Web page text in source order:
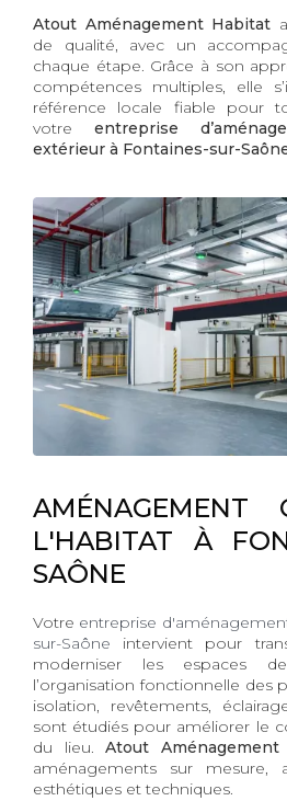
Atout Aménagement Habitat
de qualité, avec un
chaque étape. Grâce à son
compétences multiples, elle
référence locale fiable pour
votre entreprise
extérieur à Fontaines-sur-
AMÉNAGEMENT
L'HABITAT À
SAÔNE
Votre entreprise
sur-Saône intervient pour
moderniser les espaces
l’organisation fonctionnelle des
isolation, revêtements,
sont étudiés pour améliorer le
du lieu. Atout Aménagement
aménagements sur mesure,
esthétiques et techniques.